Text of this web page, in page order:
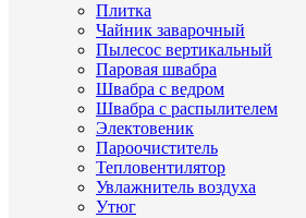
Плитка
Чайник заварочный
Пылесос вертикальный
Паровая швабра
Швабра с ведром
Швабра с распылителем
Электовеник
Пароочиститель
Тепловентилятор
Увлажнитель воздуха
Утюг